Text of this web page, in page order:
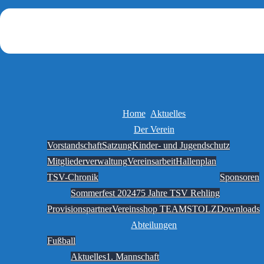
Home Aktuelles
Der Verein
VorstandschaftSatzungKinder- und Jugendschutz
MitgliederverwaltungVereinsarbeitHallenplan
TSV-Chronik
Sommerfest 202475 Jahre TSV Rehling
Sponsoren
ProvisionspartnerVereinsshop TEAMSTOLZDownloads
Abteilungen
Fußball
Aktuelles1. Mannschaft